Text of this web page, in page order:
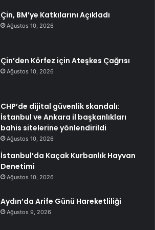
Çin, BM’ye Katkılarını Açıkladı
Ağustos 10, 2026
Çin’den Körfez için Ateşkes Çağrısı
Ağustos 10, 2026
CHP’de dijital güvenlik skandalı:
İstanbul ve Ankara il başkanlıkları
bahis sitelerine yönlendirildi
Ağustos 10, 2026
İstanbul’da Kaçak Kurbanlık Hayvan
Denetimi
Ağustos 10, 2026
Aydın’da Arife Günü Hareketliliği
Ağustos 9, 2026